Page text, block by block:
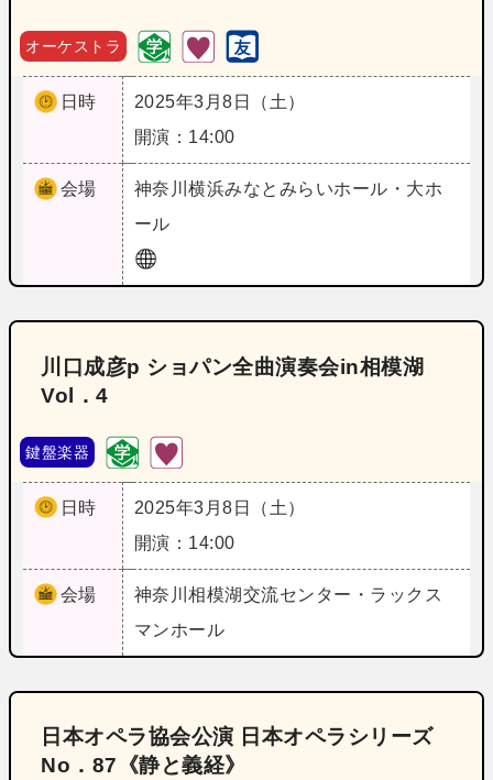
オーケストラ
日時
2025年3月8日（土）
開演：14:00
会場 神奈川横浜みなとみらいホール・大ホ
ール
川口成彦p ショパン全曲演奏会in相模湖
Vol．4
鍵盤楽器
日時
2025年3月8日（土）
開演：14:00
会場 神奈川相模湖交流センター・ラックス
マンホール
日本オペラ協会公演 日本オペラシリーズ
No．87《静と義経》